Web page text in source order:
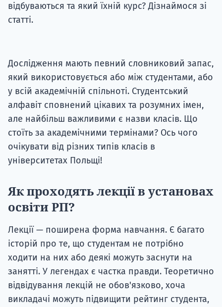
відбуваються та який їхній курс? Дізнаймося зі
статті.
Дослідження мають певний словниковий запас,
який використовується або між студентами, або
у всій академічній спільноті. Студентський
алфавіт сповнений цікавих та розумних імен,
але найбільш важливими є назви класів. Що
стоїть за академічними термінами? Ось чого
очікувати від різних типів класів в
університетах Польщі!
Як проходять лекції в установах
освіти РП?
Лекції — поширена форма навчання. Є багато
історій про те, що студентам не потрібно
ходити на них або деякі можуть заснути на
занятті. У легендах є частка правди. Теоретично
відвідування лекцій не обов'язково, хоча
викладачі можуть підвищити рейтинг студента,